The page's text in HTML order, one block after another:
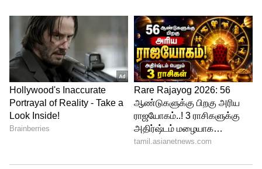
நடந்த போட்டியில் 20/5
2003- ஆஸ்திரேலியாவுக்கு எதிராக
ஃபரிதாபாத்தில் நடந்த போட்டியில் 21/5
தற்போது முதல் போட்டியில் அதிரடியாக
ஆடிய பிரேஸ்வெல்
களமிறங்கியிருக்கிறார். அவருடன் கிளென்
பிலிப்ஸ் ஆடி வருகிறார். பந்து வீச்சு